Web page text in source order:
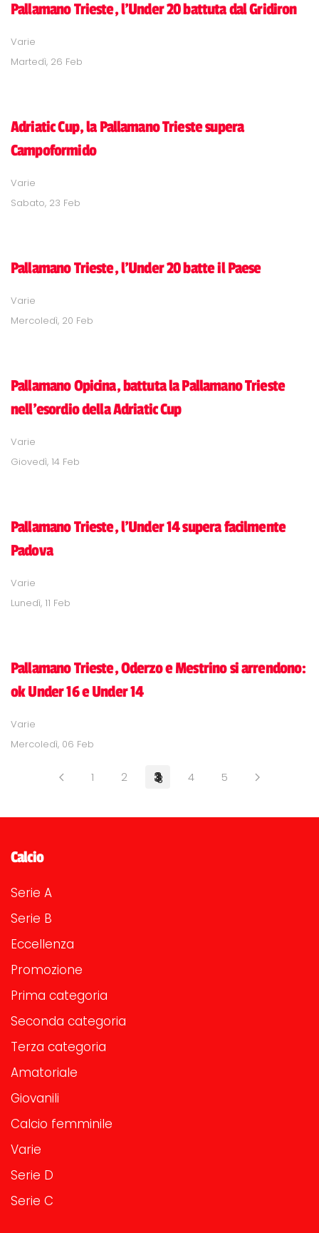
Pallamano Trieste, l'Under 20 battuta dal Gridiron
Varie
Martedì, 26 Feb
Adriatic Cup, la Pallamano Trieste supera
Campoformido
Varie
Sabato, 23 Feb
Pallamano Trieste, l'Under 20 batte il Paese
Varie
Mercoledì, 20 Feb
Pallamano Opicina, battuta la Pallamano Trieste
nell'esordio della Adriatic Cup
Varie
Giovedì, 14 Feb
Pallamano Trieste, l'Under 14 supera facilmente
Padova
Varie
Lunedì, 11 Feb
Pallamano Trieste, Oderzo e Mestrino si arrendono:
ok Under 16 e Under 14
Varie
Mercoledì, 06 Feb
1 2 3 4 5
Calcio
Serie A
Serie B
Eccellenza
Promozione
Prima categoria
Seconda categoria
Terza categoria
Amatoriale
Giovanili
Calcio femminile
Varie
Serie D
Serie C